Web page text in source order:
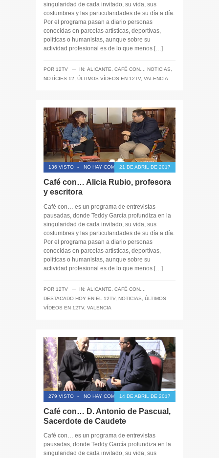
singularidad de cada invitado, su vida, sus
costumbres y las particularidades de su día a día.
Por el programa pasan a diario personas
conocidas en parcelas artísticas, deportivas,
políticas o humanistas, aunque sobre su
actividad profesional es de lo que menos […]
POR 12TV ─ IN: ALICANTE, CAFÉ CON..., NOTICIAS,
NOTÍCIES 12, ÚLTIMOS VÍDEOS EN 12TV, VALENCIA
136 VISTO - NO HAY COMENTARIOS21 DE ABRIL DE 2017
Café con… Alicia Rubio, profesora
y escritora
Café con… es un programa de entrevistas
pausadas, donde Teddy García profundiza en la
singularidad de cada invitado, su vida, sus
costumbres y las particularidades de su día a día.
Por el programa pasan a diario personas
conocidas en parcelas artísticas, deportivas,
políticas o humanistas, aunque sobre su
actividad profesional es de lo que menos […]
POR 12TV ─ IN: ALICANTE CAFÉ CON...
DESTACADO HOY EN EL 12TV, NOTICIAS
ÚLTIMOS
VÍDEOS EN 12TV, VALENCIA
279 VISTO - NO HAY COMENTARIOS14 DE ABRIL DE 2017
Café con… D. Antonio de Pascual,
Sacerdote de Caudete
Café con… es un programa de entrevistas
pausadas, donde Teddy García profundiza en la
singularidad de cada invitado, su vida, sus